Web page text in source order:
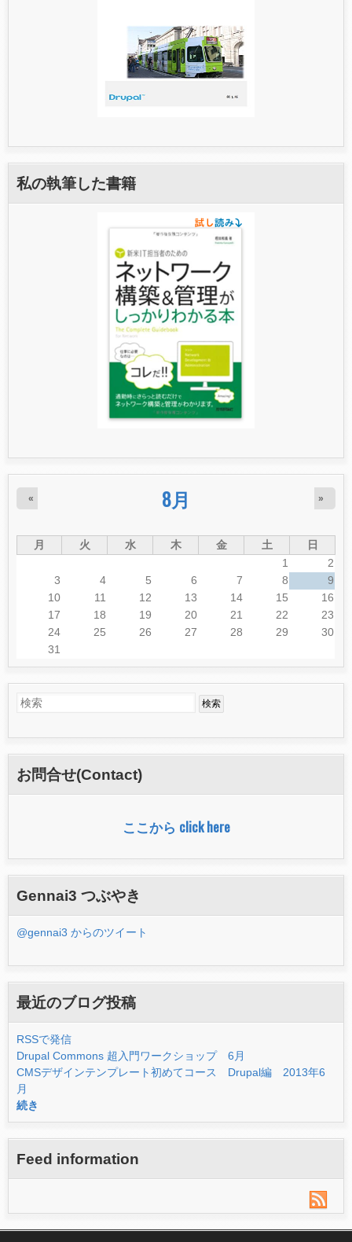
私の執筆した書籍
8月
« »
月 火 水 木 金 土
日
1
2
3
4 5 6 7 8
9
10
11 12 13 14 15
16
17
18 19 20 21 22
23
24
25 26 27 28 29
30
31
索
フ
ォ
検
お問合せ(Contact)
ここから click here
Gennai3 つぶやき
@gennai3 からのツイート
最近のブログ投稿
RSSで発信
Drupal Commons 超入門ワークショップ 6月
CMSデザインテンプレート初めてコース Drupal編 2013年6
月
続き
Feed information